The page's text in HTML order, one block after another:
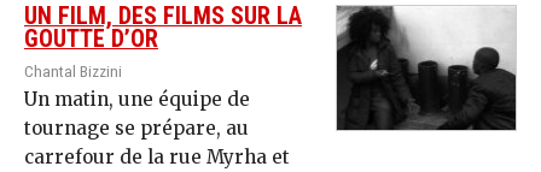
UN FILM, DES FILMS SUR LA
GOUTTE D’OR
Chantal Bizzini
Un matin, une équipe de
tournage se prépare, au
carrefour de la rue Myrha et